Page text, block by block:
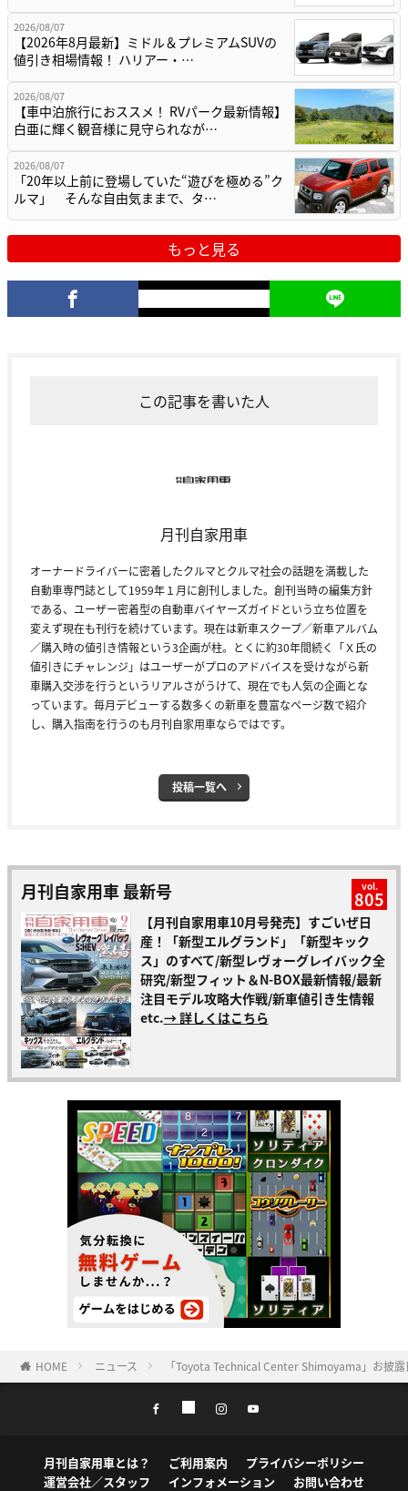
2026/08/07
【2026年8月最新】ミドル＆プレミアムSUVの
値引き相場情報！ ハリアー・…
2026/08/07
【車中泊旅行におススメ！ RVパーク最新情報】
白亜に輝く観音様に見守られなが…
2026/08/07
「20年以上前に登場していた“遊びを極める”ク
ルマ」 そんな自由気ままで、タ…
もっと見る
この記事を書いた人
月刊自家用車
オーナードライバーに密着したクルマとクルマ社会の話題を満載した
自動車専門誌として1959年１月に創刊しました。創刊当時の編集方針
である、ユーザー密着型の自動車バイヤーズガイドという立ち位置を
変えず現在も刊行を続けています。現在は新車スクープ／新車アルバム
／購入時の値引き情報という3企画が柱。とくに約30年間続く「Ｘ氏の
値引きにチャレンジ」はユーザーがプロのアドバイスを受けながら新
車購入交渉を行うというリアルさがうけて、現在でも人気の企画とな
っています。毎月デビューする数多くの新車を豊富なページ数で紹介
し、購入指南を行うのも月刊自家用車ならではです。
投稿一覧へ
月刊自家用車 最新号 vol.
805
【月刊自家用車10月号発売】すごいぜ日
産！「新型エルグランド」「新型キック
ス」のすべて/新型レヴォーグレイバック全
研究/新型フィット＆N-BOX最新情報/最新
注目モデル攻略大作戦/新車値引き生情報
etc.→ 詳しくはこちら
HOME ニュース 「Toyota Technical Center Shimoyama」お披
月刊自家用車とは？ ご利用案内
プライバシーポリシー
運営会社／スタッフ
インフォメーション お問い合わせ